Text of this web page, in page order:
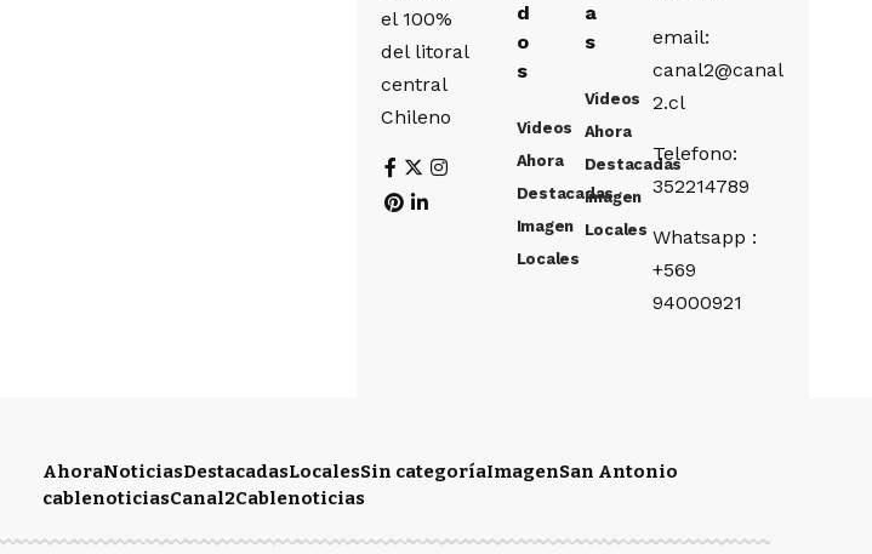
el 100%
del litoral
central
Chileno
d
o
s
Videos
Ahora
Destacadas
Imagen
Locales
a
s
Videos
Ahora
Destacadas
Imagen
Locales
email:
canal2@canal
2.cl
Telefono:
352214789
Whatsapp :
+569
94000921
AhoraNoticiasDestacadasLocalesSin categoríaImagenSan Antonio
cablenoticiasCanal2Cablenoticias